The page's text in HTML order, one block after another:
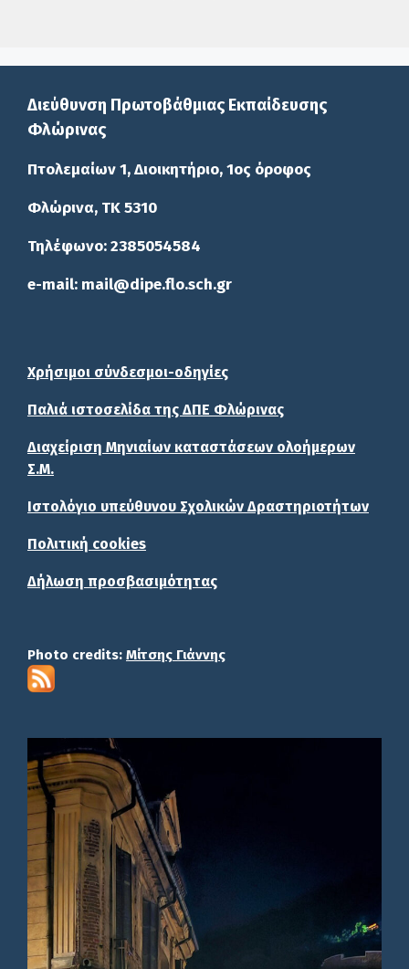
Διεύθυνση Πρωτοβάθμιας Εκπαίδευσης
Φλώρινας
Πτολεμαίων 1, Διοικητήριο, 1ος όροφος
Φλώρινα, ΤΚ 5310
Τηλέφωνο: 2385054584
e-mail: mail@dipe.flo.sch.gr
Χρήσιμοι σύνδεσμοι-οδηγίες
Παλιά ιστοσελίδα της ΔΠΕ Φλώρινας
Διαχείριση Μηνιαίων καταστάσεων ολοήμερων
Σ.Μ.
Ιστολόγιο υπεύθυνου Σχολικών Δραστηριοτήτων
Πολιτική cookies
Δήλωση προσβασιμότητας
Photo credits: Μίτσης Γιάννης